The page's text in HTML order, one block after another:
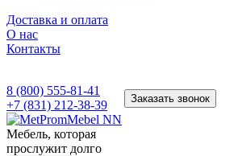
Доставка и оплата
О нас
Контакты
8 (800) 555-81-41
+7 (831) 212-38-39
Заказать звонок
Мебель, которая
прослужит долго